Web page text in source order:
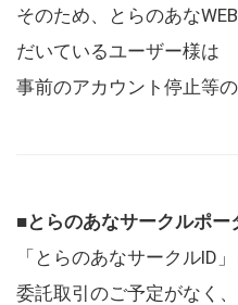
そのため、とらのあな
だいているユーザー様は
事前のアカウント停止等
■とらのあなサークルポー
「とらのあなサークルID
委託取引のご予定がなく